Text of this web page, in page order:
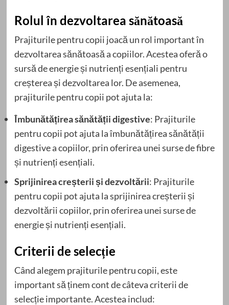
Rolul în dezvoltarea sănătoasă
Prajiturile pentru copii joacă un rol important în
dezvoltarea sănătoasă a copiilor. Acestea oferă o
sursă de energie și nutrienți esențiali pentru
creșterea și dezvoltarea lor. De asemenea,
prajiturile pentru copii pot ajuta la:
Îmbunătățirea sănătății digestive: Prajiturile
pentru copii pot ajuta la îmbunătățirea sănătății
digestive a copiilor, prin oferirea unei surse de fibre
și nutrienți esențiali.
Sprijinirea creșterii și dezvoltării: Prajiturile
pentru copii pot ajuta la sprijinirea creșterii și
dezvoltării copiilor, prin oferirea unei surse de
energie și nutrienți esențiali.
Criterii de selecție
Când alegem prajiturile pentru copii, este
important să ținem cont de câteva criterii de
selecție importante. Acestea includ: